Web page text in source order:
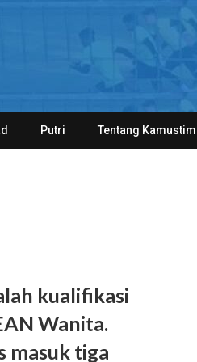
Putri Tentang
kualifikasi
Wanita.
masuk tiga